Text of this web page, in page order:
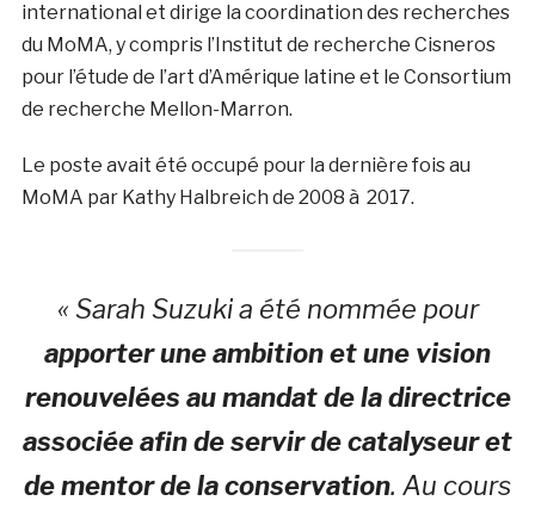
international et dirige la coordination des recherches
du MoMA, y compris l’Institut de recherche Cisneros
pour l’étude de l’art d’Amérique latine et le Consortium
de recherche Mellon-Marron.
Le poste avait été occupé pour la dernière fois au
MoMA par Kathy Halbreich de 2008 à 2017.
« Sarah Suzuki a été nommée pour
apporter une ambition et une vision
renouvelées au mandat de la directrice
associée afin de servir de catalyseur et
de mentor de la conservation. Au cours